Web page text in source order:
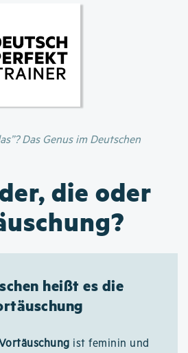
Inhalt
Das Genus im Deutschen
die oder
heißt es die
ist feminin und